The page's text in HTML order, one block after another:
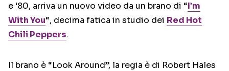
e ‘80, arriva un nuovo video da un brano di “I’m
With You“, decima fatica in studio dei Red Hot
Chili Peppers.
Il brano è “Look Around”, la regia è di Robert Hales